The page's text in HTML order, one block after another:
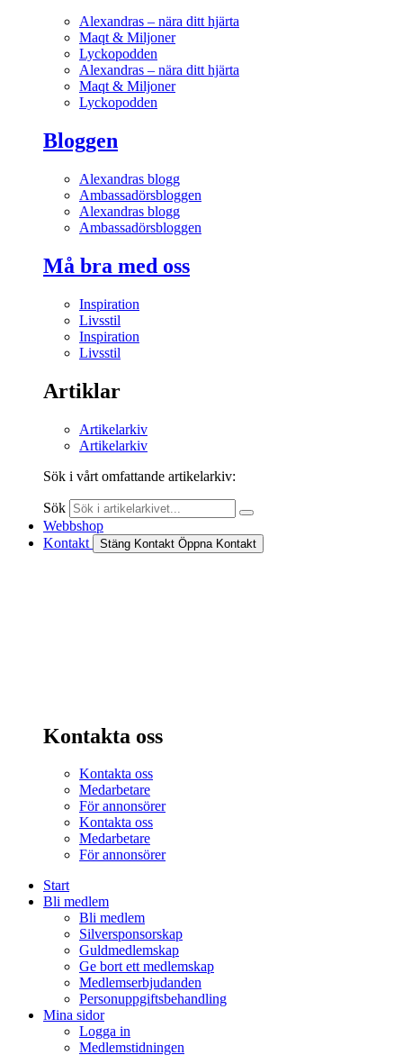
Alexandras – nära ditt hjärta
Maqt & Miljoner
Lyckopodden
Alexandras – nära ditt hjärta
Maqt & Miljoner
Lyckopodden
Bloggen
Alexandras blogg
Ambassadörsbloggen
Alexandras blogg
Ambassadörsbloggen
Må bra med oss
Inspiration
Livsstil
Inspiration
Livsstil
Artiklar
Artikelarkiv
Artikelarkiv
Sök i vårt omfattande artikelarkiv:
Sök
Webbshop
Kontakt
Stäng Kontakt Öppna Kontakt
Kontakta oss
Kontakta oss
Medarbetare
För annonsörer
Kontakta oss
Medarbetare
För annonsörer
Start
Bli medlem
Bli medlem
Silversponsorskap
Guldmedlemskap
Ge bort ett medlemskap
Medlemserbjudanden
Personuppgiftsbehandling
Mina sidor
Logga in
Medlemstidningen